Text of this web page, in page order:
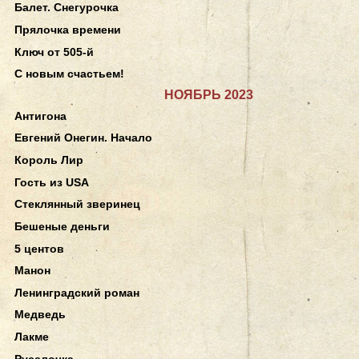
Балет. Снегурочка
Прялочка времени
Ключ от 505-й
С новым счастьем!
НОЯБРЬ 2023
Антигона
Евгений Онегин. Начало
Король Лир
Гость из USA
Стеклянный зверинец
Бешеные деньги
5 центов
Манон
Ленинградский роман
Медведь
Лакме